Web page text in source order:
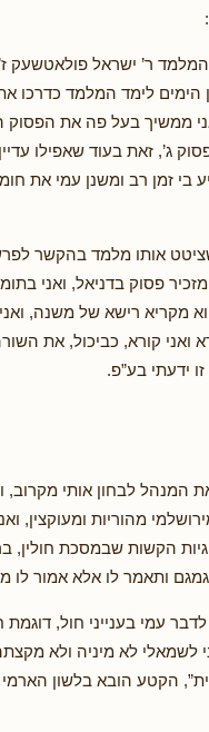
ר’ ישראל פולאטשעק
הימים לימד המלמד כדרכו
ממשיך בעל פה את הפסוק
ג’, זאת בעוד שאפילו
זמן רב ומשנן עמי את
אותו מלמד בהקשר
פסוק בדניאל, ואני
מקריא רישא של משנה,
ואני קורא, כביכול, את
ידעתי בע”פ.
המנהל לבחון אותי מקרוב,
מהוריות ומעוקצין,
הקשות שבמסכת
ותאמר לו אלא אמור לו
עמי בענייני חול, דוגמת
לשמאלי לא מיניה ולא
הקטע הובא בלשון